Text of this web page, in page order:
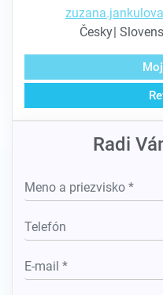
Česky
Radi